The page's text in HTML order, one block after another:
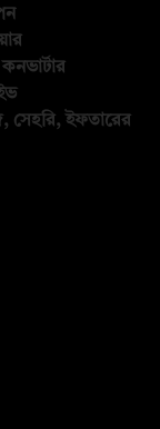
কনভার্টার
সেহরি, ইফতারের